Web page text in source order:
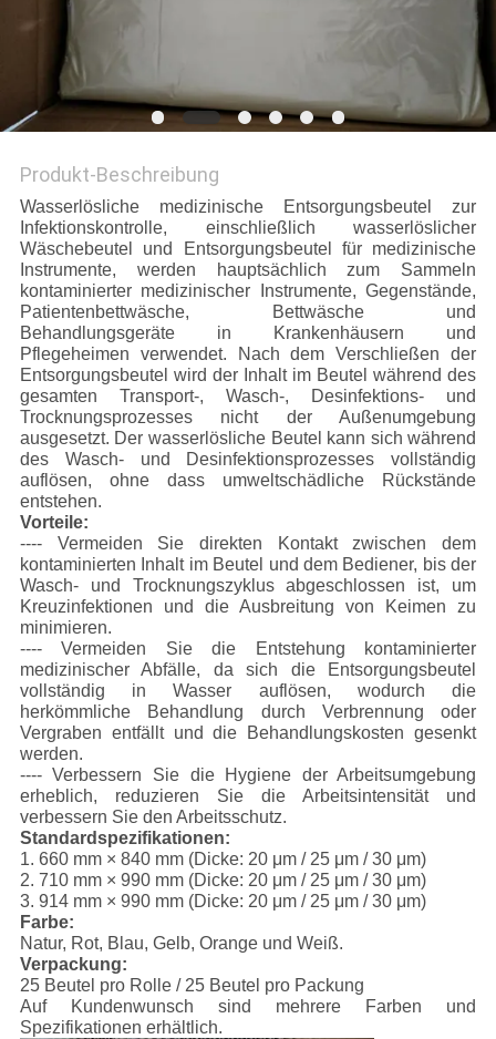
Produkt-Beschreibung
Wasserlösliche medizinische Entsorgungsbeutel zur
Infektionskontrolle, einschließlich wasserlöslicher
Wäschebeutel und Entsorgungsbeutel für medizinische
Instrumente, werden hauptsächlich zum Sammeln
kontaminierter medizinischer Instrumente, Gegenstände,
Patientenbettwäsche, Bettwäsche und
Behandlungsgeräte in Krankenhäusern und
Pflegeheimen verwendet. Nach dem Verschließen der
Entsorgungsbeutel wird der Inhalt im Beutel während des
gesamten Transport-, Wasch-, Desinfektions- und
Trocknungsprozesses nicht der Außenumgebung
ausgesetzt. Der wasserlösliche Beutel kann sich während
des Wasch- und Desinfektionsprozesses vollständig
auflösen, ohne dass umweltschädliche Rückstände
entstehen.
Vorteile:
---- Vermeiden Sie direkten Kontakt zwischen dem
kontaminierten Inhalt im Beutel und dem Bediener, bis der
Wasch- und Trocknungszyklus abgeschlossen ist, um
Kreuzinfektionen und die Ausbreitung von Keimen zu
minimieren.
---- Vermeiden Sie die Entstehung kontaminierter
medizinischer Abfälle, da sich die Entsorgungsbeutel
vollständig in Wasser auflösen, wodurch die
herkömmliche Behandlung durch Verbrennung oder
Vergraben entfällt und die Behandlungskosten gesenkt
werden.
---- Verbessern Sie die Hygiene der Arbeitsumgebung
erheblich, reduzieren Sie die Arbeitsintensität und
verbessern Sie den Arbeitsschutz.
Standardspezifikationen:
1. 660 mm × 840 mm (Dicke: 20 μm / 25 μm / 30 μm)
2. 710 mm × 990 mm (Dicke: 20 μm / 25 μm / 30 μm)
3. 914 mm × 990 mm (Dicke: 20 μm / 25 μm / 30 μm)
Farbe:
Natur, Rot, Blau, Gelb, Orange und Weiß.
Verpackung:
25 Beutel pro Rolle / 25 Beutel pro Packung
Auf Kundenwunsch sind mehrere Farben und
Spezifikationen erhältlich.